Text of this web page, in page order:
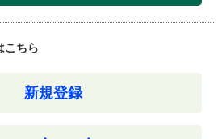
こちら
新規登録